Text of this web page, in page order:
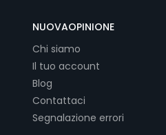
NUOVAOPINIONE
Chi siamo
Il tuo account
Blog
Contattaci
Segnalazione errori